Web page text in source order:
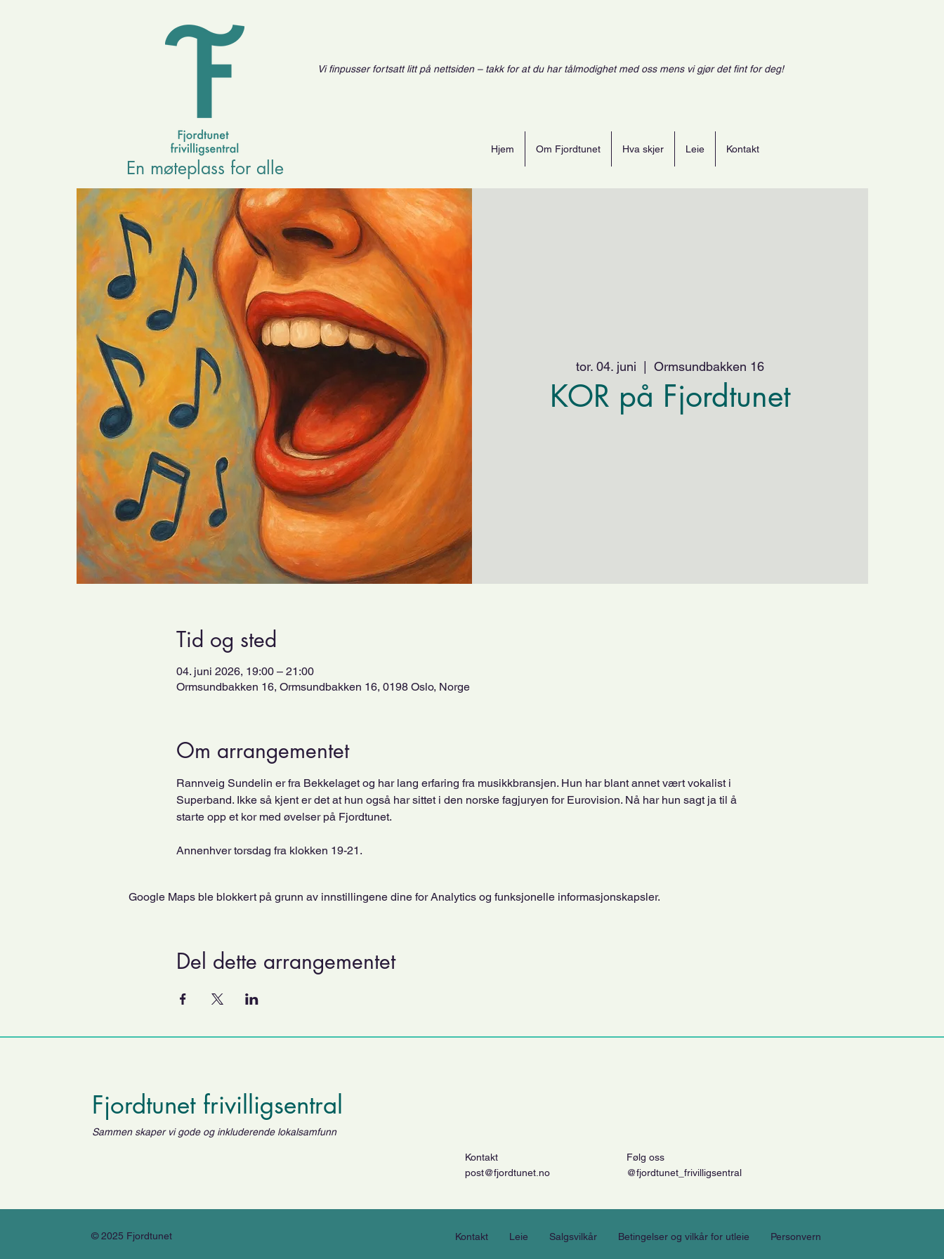
Vi finpusser fortsatt litt på nettsiden – takk for at du har tålmodighet med oss mens vi gjør det fint for deg!
En møteplass for alle
Hjem Om Fjordtunet Hva skjer Leie Kontakt
tor. 04. juni Ormsundbakken 16
KOR på Fjordtunet
Tid og sted
04. juni 2026, 19:00 – 21:00
Ormsundbakken 16, Ormsundbakken 16, 0198 Oslo, Norge
Om arrangementet
Rannveig Sundelin er fra Bekkelaget og har lang erfaring fra musikkbransjen. Hun har blant annet vært vokalist i
Superband. Ikke så kjent er det at hun også har sittet i den norske fagjuryen for Eurovision. Nå har hun sagt ja til å
starte opp et kor med øvelser på Fjordtunet.
Annenhver torsdag fra klokken 19-21.
Google Maps ble blokkert på grunn av innstillingene dine for Analytics og funksjonelle informasjonskapsler.
Del dette arrangementet
Fjordtunet frivilligsentral
Sammen skaper vi gode og inkluderende lokalsamfunn
Kontakt
post@fjordtunet.no
Følg oss
@fjordtunet_frivilligsentral
© 2025 Fjordtunet Kontakt Leie Salgsvilkår Betingelser og vilkår for utleie Personvern